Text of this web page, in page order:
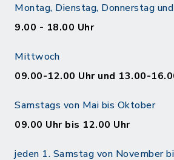
Montag, Dienstag, Donnerstag
9.00 - 18.00 Uhr
Mittwoch
09.00-12.00 Uhr und 13.00-
Samstags von Mai bis Oktober
09.00 Uhr bis 12.00 Uhr
jeden 1. Samstag von November